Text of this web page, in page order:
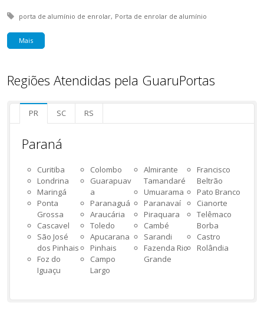
Tagged with:
porta de alumínio de enrolar Porta de enrolar de alumínio
Mais
Regiões Atendidas pela GuaruPortas
PR SC RS
Paraná
Curitiba
Londrina
Maringá
Ponta
Grossa
Cascavel
São José
dos Pinhais
Foz do
Iguaçu
Colombo
Guarapuav
a
Paranaguá
Araucária
Toledo
Apucarana
Pinhais
Campo
Largo
Almirante
Tamandaré
Umuarama
Paranavaí
Piraquara
Cambé
Sarandi
Fazenda Rio
Grande
Francisco
Beltrão
Pato Branco
Cianorte
Telêmaco
Borba
Castro
Rolândia